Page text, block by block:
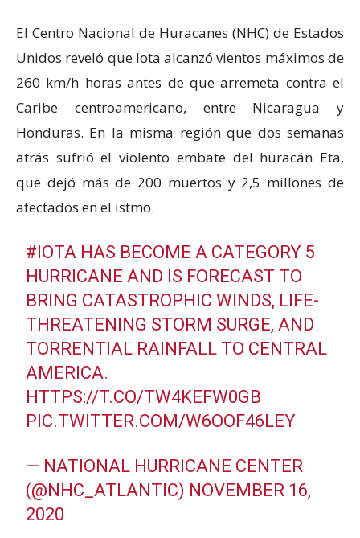
El Centro Nacional de Huracanes (NHC) de Estados
Unidos reveló que Iota alcanzó vientos máximos de
260 km/h horas antes de que arremeta contra el
Caribe centroamericano, entre Nicaragua y
Honduras. En la misma región que dos semanas
atrás sufrió el violento embate del huracán Eta,
que dejó más de 200 muertos y 2,5 millones de
afectados en el istmo.
#IOTA HAS BECOME A CATEGORY 5
HURRICANE AND IS FORECAST TO
BRING CATASTROPHIC WINDS, LIFE-
THREATENING STORM SURGE, AND
TORRENTIAL RAINFALL TO CENTRAL
AMERICA.
HTTPS://T.CO/TW4KEFW0GB
PIC.TWITTER.COM/W6OOF46LEY
— NATIONAL HURRICANE CENTER
(@NHC_ATLANTIC) NOVEMBER 16,
2020